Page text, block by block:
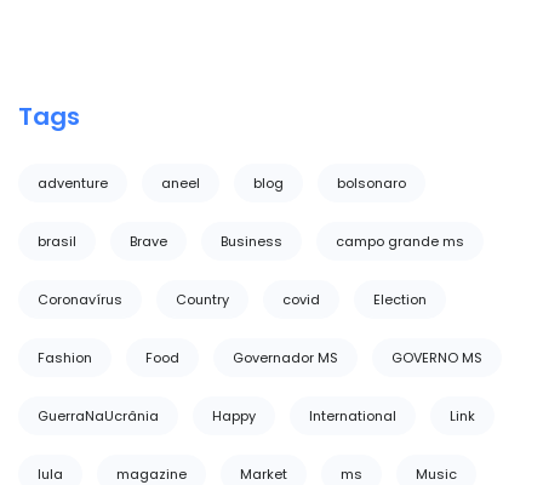
Tags
adventure aneel blog bolsonaro
brasil Brave Business campo grande ms
Coronavírus Country covid Election
Fashion Food Governador MS GOVERNO MS
GuerraNaUcrânia Happy International Link
lula magazine Market ms Music